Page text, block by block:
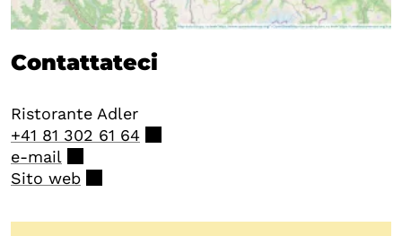
Contattateci
Ristorante Adler
+41 81 302 61 64
e-mail
Sito web